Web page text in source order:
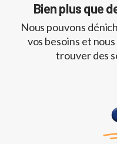
Bien plus que
Nous pouvons
vos besoins et
trouver des